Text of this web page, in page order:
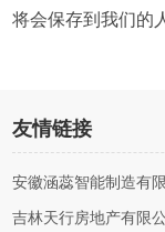
将会保存到我们的
友情链接
安徽涵蕊智能制造有
吉林天行房地产有限